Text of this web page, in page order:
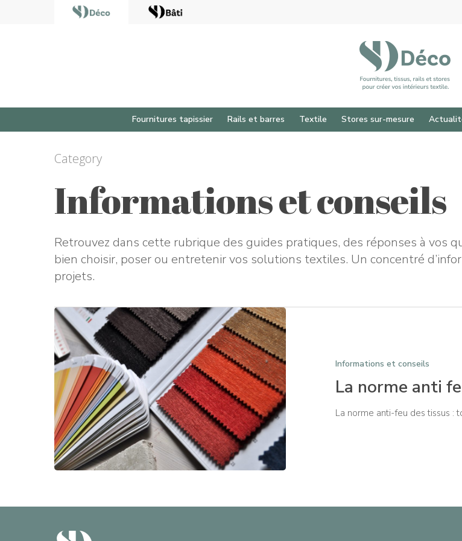
Fournitures tapissier Rails et barres Textile Stores sur-mesure
Category
Informations et conseils
Retrouvez dans cette rubrique des guides pratiques, des réponses à vos
bien choisir, poser ou entretenir vos solutions textiles. Un concentré
projets.
Informations et conseils
La norme anti
La norme anti-feu des tissus :